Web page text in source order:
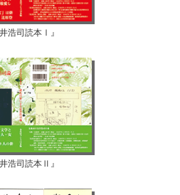
井浩司読本Ⅰ』
井浩司読本Ⅱ』